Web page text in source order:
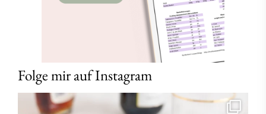
Folge mir auf Instagram